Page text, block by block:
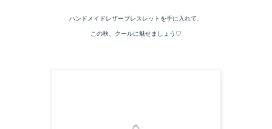
ハンドメイドレザーブレスレットを手に入れて、
この秋、クールに魅せましょう♡